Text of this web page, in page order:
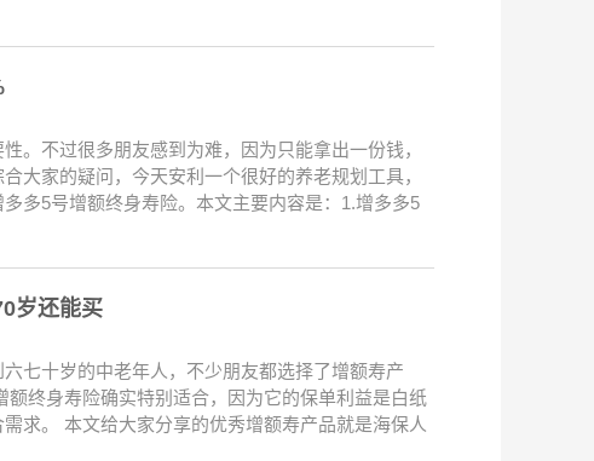
。不过很多朋友感到为难，因为只能拿出一份钱，
大家的疑问，今天安利一个很好的养老规划工具，
多5号增额终身寿险。本文主要内容是：1.增多多5
岁还能买
七十岁的中老年人，不少朋友都选择了增额寿产
终身寿险确实特别适合，因为它的保单利益是白纸
求。 本文给大家分享的优秀增额寿产品就是海保人